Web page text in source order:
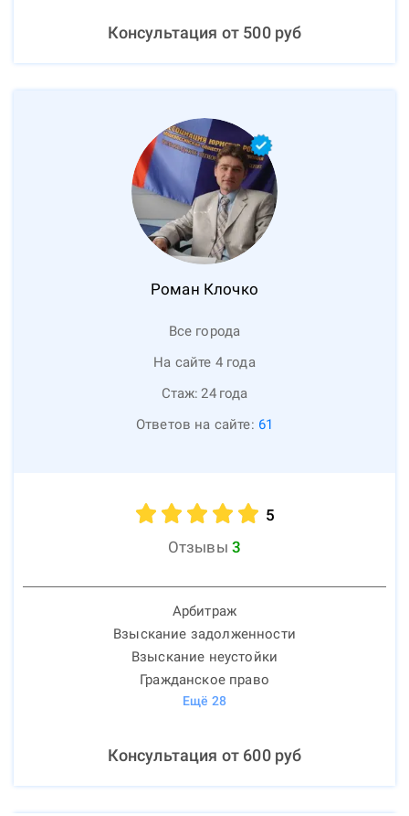
Консультация от 500руб
Роман Клочко
Все города
На сайте 4 года
Стаж: 24 года
Ответов на сайте: 61
5
Отзывы 3
Арбитраж
Взыскание задолженности
Взыскание неустойки
Гражданское право
Ещё 28
Консультация от 600руб